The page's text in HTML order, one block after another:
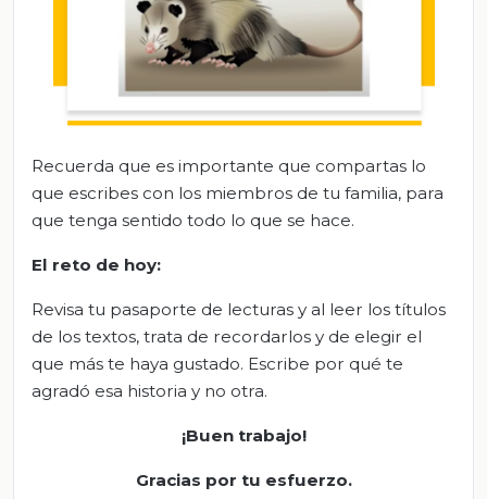
Recuerda que es importante que compartas lo
que escribes con los miembros de tu familia, para
que tenga sentido todo lo que se hace.
El reto de hoy:
Revisa tu pasaporte de lecturas y al leer los títulos
de los textos, trata de recordarlos y de elegir el
que más te haya gustado. Escribe por qué te
agradó esa historia y no otra.
¡Buen trabajo!
Gracias por tu esfuerzo.